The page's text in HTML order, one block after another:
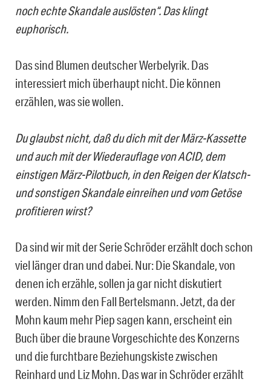
noch echte Skandale auslösten“. Das klingt
euphorisch.
Das sind Blumen deutscher Werbelyrik. Das
interessiert mich überhaupt nicht. Die können
erzählen, was sie wollen.
Du glaubst nicht, daß du dich mit der März-Kassette
und auch mit der Wiederauflage von ACID, dem
einstigen März-Pilotbuch, in den Reigen der Klatsch-
und sonstigen Skandale einreihen und vom Getöse
profitieren wirst?
Da sind wir mit der Serie Schröder erzählt doch schon
viel länger dran und dabei. Nur: Die Skandale, von
denen ich erzähle, sollen ja gar nicht diskutiert
werden. Nimm den Fall Bertelsmann. Jetzt, da der
Mohn kaum mehr Piep sagen kann, erscheint ein
Buch über die braune Vorgeschichte des Konzerns
und die furchtbare Beziehungskiste zwischen
Reinhard und Liz Mohn. Das war in Schröder erzählt